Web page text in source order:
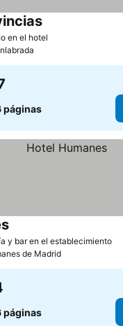
en el hotel
páginas
y bar en el establecimiento
de Madrid
páginas